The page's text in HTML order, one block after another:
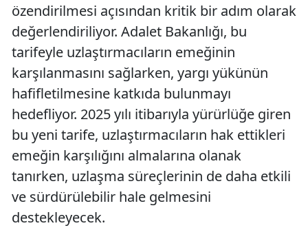
özendirilmesi açısından kritik bir adım olarak
değerlendiriliyor. Adalet Bakanlığı, bu
tarifeyle uzlaştırmacıların emeğinin
karşılanmasını sağlarken, yargı yükünün
hafifletilmesine katkıda bulunmayı
hedefliyor. 2025 yılı itibarıyla yürürlüğe giren
bu yeni tarife, uzlaştırmacıların hak ettikleri
emeğin karşılığını almalarına olanak
tanırken, uzlaşma süreçlerinin de daha etkili
ve sürdürülebilir hale gelmesini
destekleyecek.